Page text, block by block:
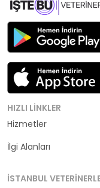
HIZLI LINKLER
Hizmetler
İlgi Alanları
İSTANBUL